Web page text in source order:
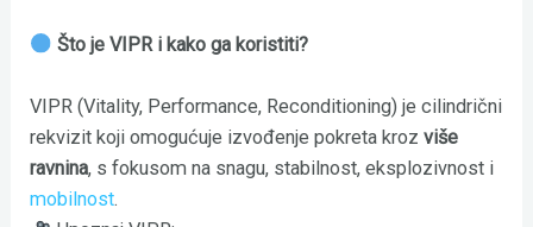
Što je VIPR i kako ga koristiti?
VIPR (Vitality, Performance, Reconditioning) je cilindrični
rekvizit koji omogućuje izvođenje pokreta krozviše
ravnina, s fokusom na snagu, stabilnost, eksplozivnost i
mobilnost.